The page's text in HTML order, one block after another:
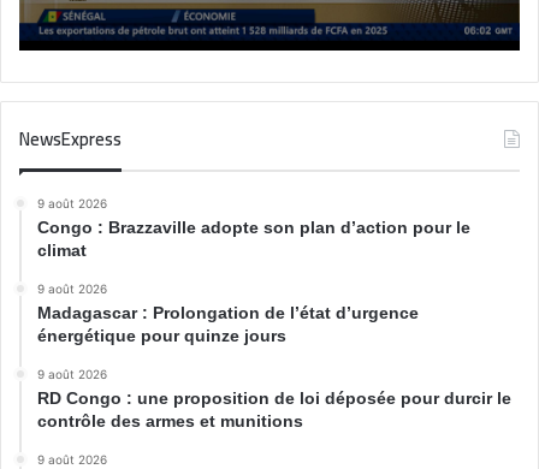
NewsExpress
9 août 2026
Congo : Brazzaville adopte son plan d’action pour le
climat
9 août 2026
Madagascar : Prolongation de l’état d’urgence
énergétique pour quinze jours
9 août 2026
RD Congo : une proposition de loi déposée pour durcir le
contrôle des armes et munitions
9 août 2026